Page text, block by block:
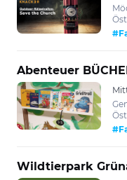
Abenteuer
Wildtierpark